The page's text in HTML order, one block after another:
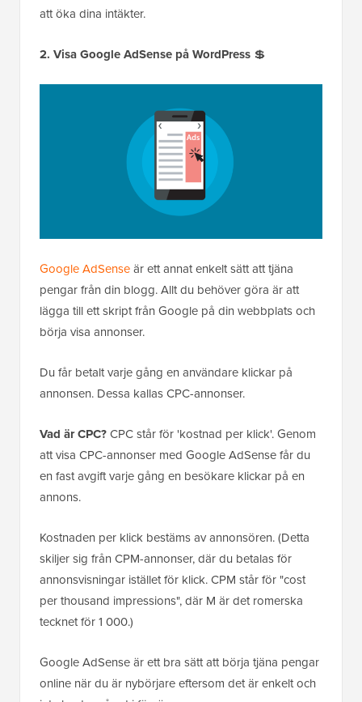
att öka dina intäkter.
2. Visa Google AdSense på WordPress 💲
Google AdSenseär ett annat enkelt sätt att tjäna
pengar från din blogg. Allt du behöver göra är att
lägga till ett skript från Google på din webbplats och
börja visa annonser.
Du får betalt varje gång en användare klickar på
annonsen. Dessa kallas CPC-annonser.
Vad är CPC?CPC står för 'kostnad per klick'. Genom
att visa CPC-annonser med Google AdSense får du
en fast avgift varje gång en besökare klickar på en
annons.
Kostnaden per klick bestäms av annonsören. (Detta
skiljer sig från CPM-annonser, där du betalas för
annonsvisningar istället för klick. CPM står för "cost
per thousand impressions", där M är det romerska
tecknet för 1 000.)
Google AdSense är ett bra sätt att börja tjäna pengar
online när du är nybörjare eftersom det är enkelt och